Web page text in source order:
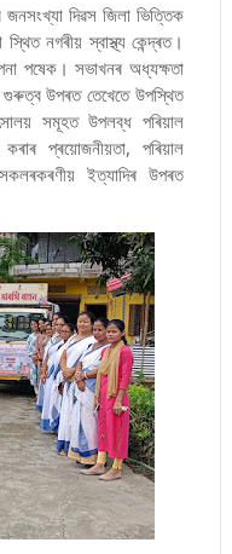
জনসংখ্যা দিৱস জিলা ভিত্তিক
নগৰীয় স্বাস্থ্য কেন্দ্ৰত।
পষেক। সভাখনৰ অধ্যক্ষতা
গুৰুত্ব উপৰত তেখেতে উপস্থিত
সমূহত উপলব্ধ পৰিয়াল
প্ৰয়োজনীয়তা, পৰিয়াল
ইত্যাদিৰ উপৰত